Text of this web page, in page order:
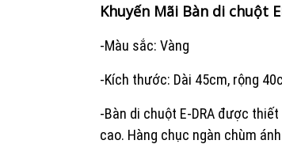
Khuyến Mãi Bàn di chuột
-Màu sắc: Vàng
-Kích thước: Dài 45cm, rộng
-Bàn di chuột E-DRA được
cao. Hàng chục ngàn chùm